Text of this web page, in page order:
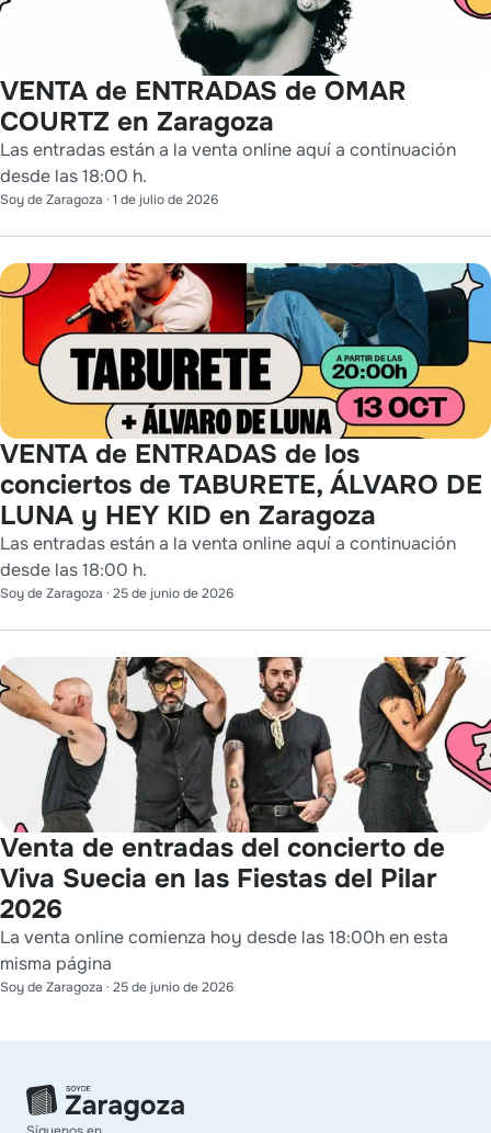
VENTA de ENTRADAS de OMAR
COURTZ en Zaragoza
Las entradas están a la venta online aquí a continuación
desde las 18:00 h.
Soy de Zaragoza · 1 de julio de 2026
VENTA de ENTRADAS de los
conciertos de TABURETE, ÁLVARO DE
LUNA y HEY KID en Zaragoza
Las entradas están a la venta online aquí a continuación
desde las 18:00 h.
Soy de Zaragoza · 25 de junio de 2026
Venta de entradas del concierto de
Viva Suecia en las Fiestas del Pilar
2026
La venta online comienza hoy desde las 18:00h en esta
misma página
Soy de Zaragoza · 25 de junio de 2026